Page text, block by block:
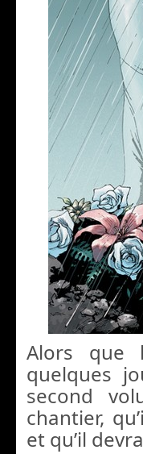
Alors que
quelques
second
chantier,
et qu’il